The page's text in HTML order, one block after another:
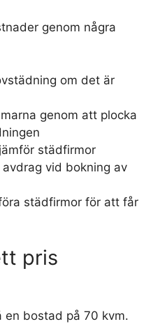
genom några
om det är
genom att plocka
städfirmor
vid bokning av
städfirmor för att får
pris
en bostad på 70 kvm.